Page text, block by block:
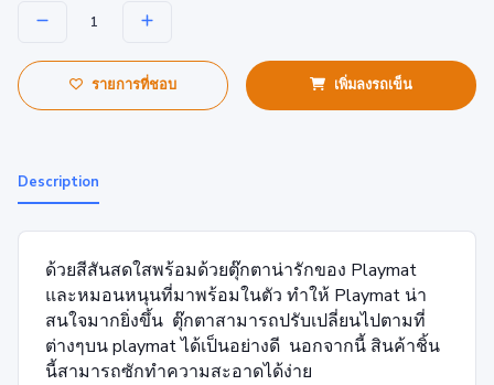
รายการที่ชอบ เพิ่มลงรถเข็น
Description
ด้วยสีสันสดใสพร้อมด้วยตุ๊กตาน่ารักของ Playmat
และหมอนหนุนที่มาพร้อมในตัว ทำให้ Playmat น่า
สนใจมากยิ่งขึ้น ตุ๊กตาสามารถปรับเปลี่ยนไปตามที่
ต่างๆบน playmat ได้เป็นอย่างดี นอกจากนี้ สินค้าชิ้น
นี้สามารถซักทำความสะอาดได้ง่าย